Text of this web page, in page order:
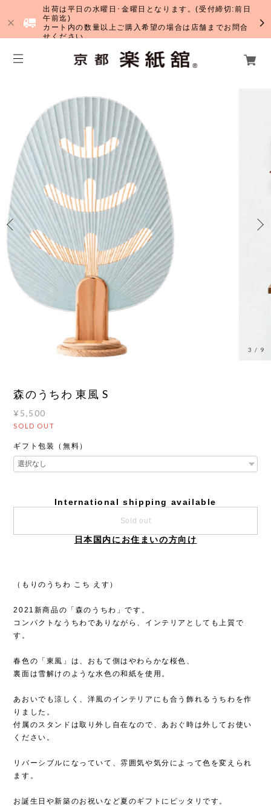
出荷は平日の水曜日･金曜日となります。(受付締切:前日
午前迄)
カート内の数量以上ご購入希望の場合は店舗までお問合
せください。
3 / 9
森のうちわ 東風 S
¥5,500
SOLD OUT
ギフト包装（無料）
International shipping available
Sold out
日本国内にお住まいの方向け
（もりのうちわ こち えす）
2021新商品の「森のうちわ」です。
コンパクトなうちわでありながら、インテリアとしても上質で
す。
春色の「東風」は、おもて側はやわらかな桜色、
裏面は雪解けのような水色の和紙を使用。
あおいでも涼しく、洋風のインテリアにも合う飾れるうちわを作
りました。
付属のスタンドは取り外し自在なので、あおぐ時は外してお使い
ください。
リバーシブルになっていて、雰囲気や気分によって色を変えられ
ます。
お誕生日や新築のお祝いなど夏のギフトにピッタリです。